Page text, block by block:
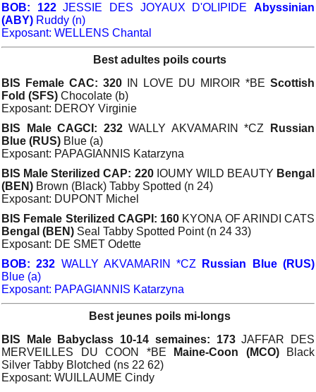
BOB: 122JESSIE DES JOYAUX D'OLIPIDEAbyssinian
(ABY) Ruddy (n)
Exposant: WELLENS Chantal
Best adultes poils courts
BIS Female CAC: 320 IN LOVE DU MIROIR *BE Scottish
Fold (SFS) Chocolate (b)
Exposant: DEROY Virginie
BIS Male CAGCI: 232WALLY AKVAMARIN *CZ
Russian
Blue (RUS) Blue (a)
Exposant: PAPAGIANNIS Katarzyna
BIS Male Sterilized CAP: 220IOUMY WILD BEAUTY Bengal
(BEN) Brown (Black) Tabby Spotted (n 24)
Exposant: DUPONT Michel
BIS Female Sterilized CAGPI: 160 KYONA OF ARINDI CATS
Bengal (BEN) Seal Tabby Spotted Point (n 24 33)
Exposant: DE SMET Odette
BOB: 232 WALLY AKVAMARIN *CZ
Russian Blue (RUS)
Blue (a)
Exposant: PAPAGIANNIS Katarzyna
Best jeunes poils mi-longs
BIS Male Babyclass 10-14 semaines: 173JAFFAR DES
MERVEILLES DU COON *BE
Maine-Coon (MCO)Black
Silver Tabby Blotched (ns 22 62)
Exposant: WUILLAUME Cindy